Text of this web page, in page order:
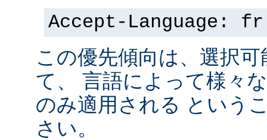
Accept-Language: fr
この優先傾向は、選択
て、 言語によって様々
のみ適用される という
さい。